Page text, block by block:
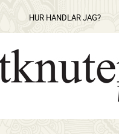
HUR HANDLAR JAG?